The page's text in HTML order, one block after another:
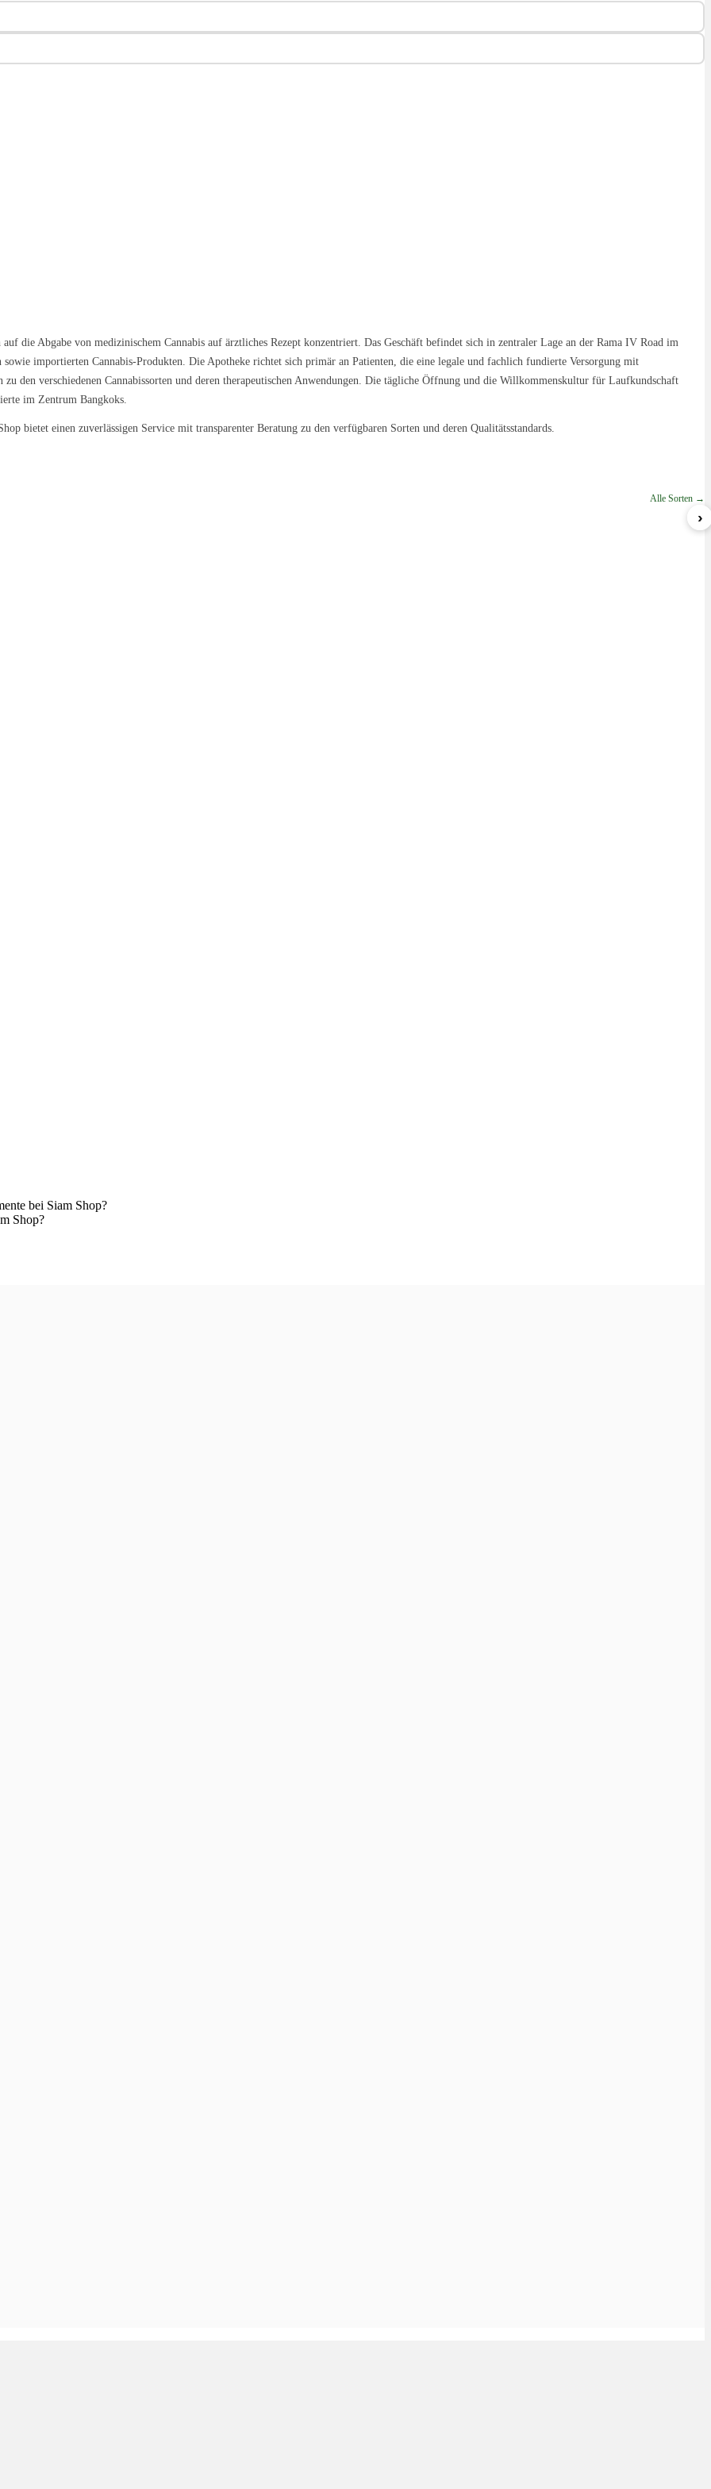
die Abgabe von medizinischem Cannabis auf ärztliches Rezept konzentriert. Das Geschäft befindet sich in zentraler Lage an der Rama IV Road im
importierten Cannabis-Produkten. Die Apotheke richtet sich primär an Patienten, die eine legale und fachlich fundierte Versorgung mit
den verschiedenen Cannabissorten und deren therapeutischen Anwendungen. Die tägliche Öffnung und die Willkommenskultur für Laufkundschaft
im Zentrum Bangkoks.
bietet einen zuverlässigen Service mit transparenter Beratung zu den verfügbaren Sorten und deren Qualitätsstandards.
Alle Sorten →
Lemon Cream Sherbert
›
bei Siam Shop?
Shop?